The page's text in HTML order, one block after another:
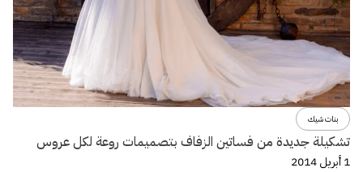
بنات شيك
تشكيلة جديدة من فساتين الزفاف بتصميمات روعة لكل عروس
1 أبريل 2014